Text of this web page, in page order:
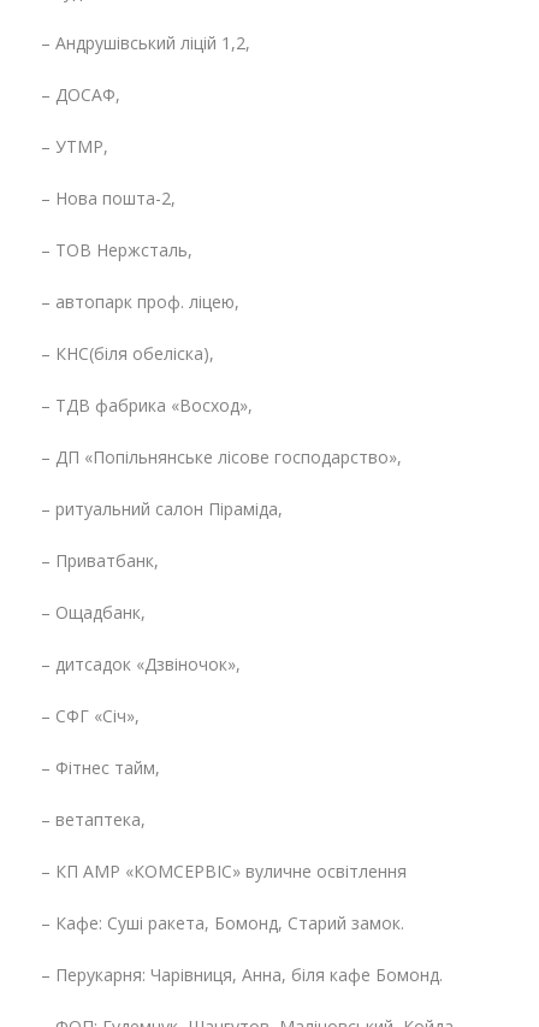
– Андрушівський ліцій 1,2,
– ДОСАФ,
– УТМР,
– Нова пошта-2,
– ТОВ Нержсталь,
– автопарк проф. ліцею,
– КНС(біля обеліска),
– ТДВ фабрика «Восход»,
– ДП «Попільнянське лісове господарство»,
– ритуальний салон Піраміда,
– Приватбанк,
– Ощадбанк,
– дитсадок «Дзвіночок»,
– СФГ «Січ»,
– Фітнес тайм,
– ветаптека,
– КП АМР «КОМСЕРВІС» вуличне освітлення
– Кафе: Суші ракета, Бомонд, Старий замок.
– Перукарня: Чарівниця, Анна, біля кафе Бомонд.